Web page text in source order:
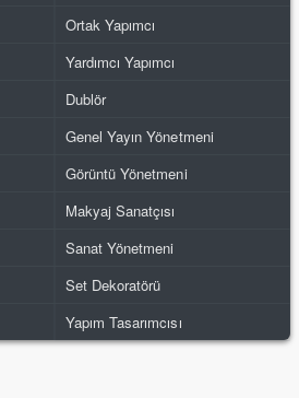
Ortak Yapımcı
Yardımcı Yapımcı
Dublör
Genel Yayın Yönetmeni
Görüntü Yönetmeni
Makyaj Sanatçısı
Sanat Yönetmeni
Set Dekoratörü
Yapım Tasarımcısı